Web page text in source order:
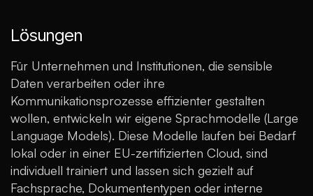
Lösungen
Für Unternehmen und Institutionen, die sensible
Daten verarbeiten oder ihre
Kommunikationsprozesse effizienter gestalten
wollen, entwickeln wir eigene Sprachmodelle (Large
Language Models). Diese Modelle laufen bei Bedarf
lokal oder in einer EU-zertifizierten Cloud, sind
individuell trainiert und lassen sich gezielt auf
Fachsprache, Dokumententypen oder interne